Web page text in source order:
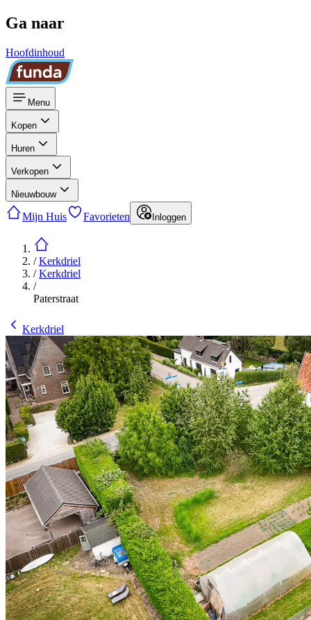
Ga naar
Hoofdinhoud
Menu
Kopen
Huren
Verkopen
Nieuwbouw
Mijn Huis Favorieten Inloggen
/Kerkdriel
/Kerkdriel
/
Paterstraat
Kerkdriel